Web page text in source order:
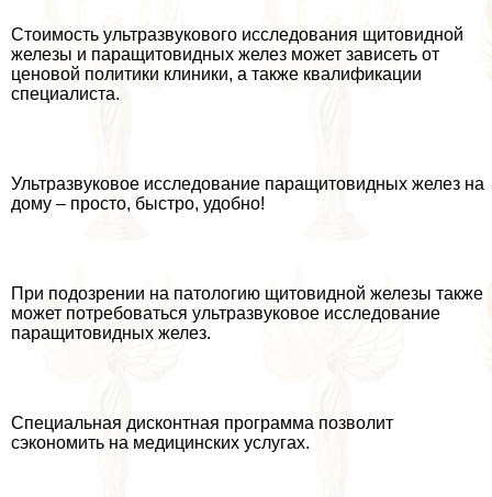
Стоимость ультразвукового исследования щитовидной
железы и паращитовидных желез может зависеть от
ценовой политики клиники, а также квалификации
специалиста.
Ультразвуковое исследование паращитовидных желез на
дому – просто, быстро, удобно!
При подозрении на патологию щитовидной железы также
может потребоваться ультразвуковое исследование
паращитовидных желез.
Специальная дисконтная программа позволит
сэкономить на медицинских услугах.